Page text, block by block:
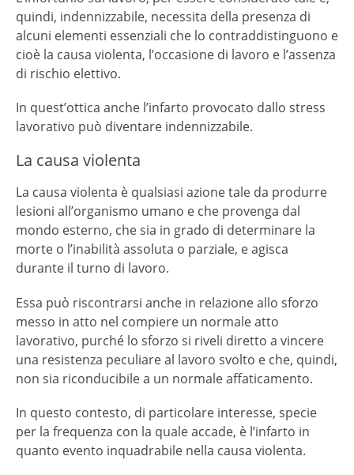
quindi, indennizzabile, necessita della presenza di
alcuni elementi essenziali che lo contraddistinguono e
cioè la causa violenta, l’occasione di lavoro e l’assenza
di rischio elettivo.
In quest’ottica anche l’infarto provocato dallo stress
lavorativo può diventare indennizzabile.
La causa violenta
La causa violenta è qualsiasi azione tale da produrre
lesioni all’organismo umano e che provenga dal
mondo esterno, che sia in grado di determinare la
morte o l’inabilità assoluta o parziale, e agisca
durante il turno di lavoro.
Essa può riscontrarsi anche in relazione allo sforzo
messo in atto nel compiere un normale atto
lavorativo, purché lo sforzo si riveli diretto a vincere
una resistenza peculiare al lavoro svolto e che, quindi,
non sia riconducibile a un normale affaticamento.
In questo contesto, di particolare interesse, specie
per la frequenza con la quale accade, è l’infarto in
quanto evento inquadrabile nella causa violenta.